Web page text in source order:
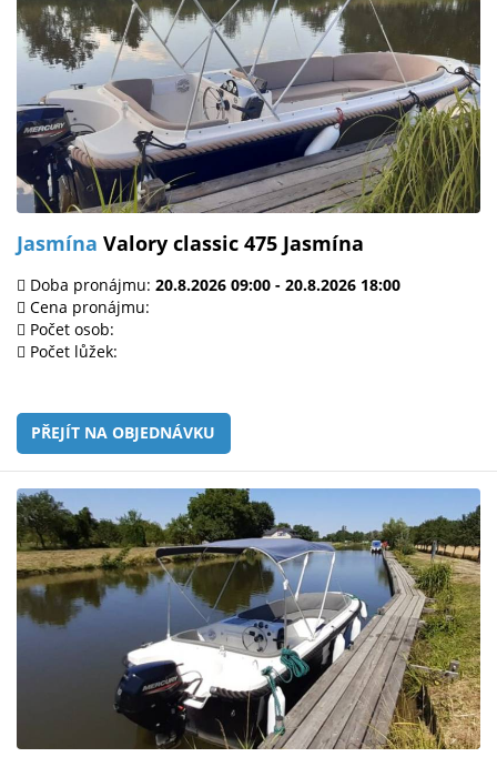
Jasmína Valory classic 475 Jasmína
Doba pronájmu: 20.8.2026 09:00 - 20.8.2026 18:00
Cena pronájmu:
Počet osob:
Počet lůžek:
PŘEJÍT NA OBJEDNÁVKU